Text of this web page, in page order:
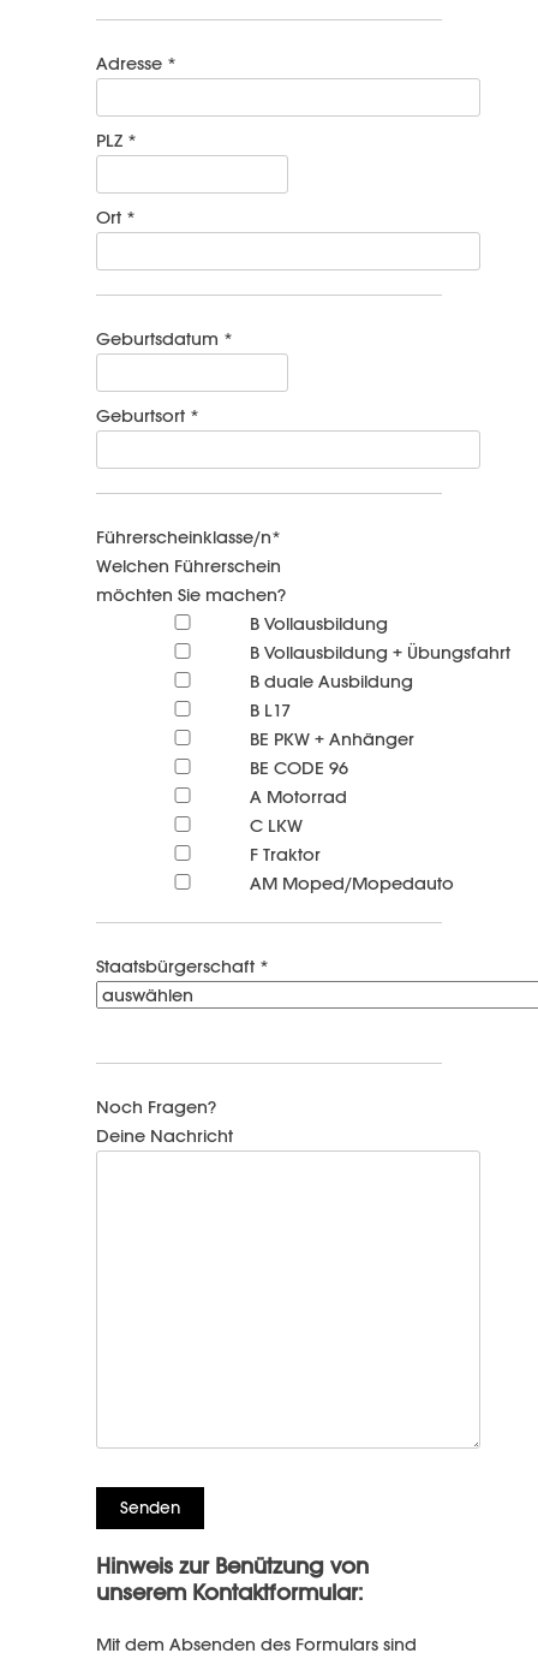
Adresse *
PLZ *
Ort *
Geburtsdatum *
Geburtsort *
Führerscheinklasse/n*
Welchen Führerschein
möchten Sie machen?
B Vollausbildung
B Vollausbildung + Übungsfahrt
B duale Ausbildung
B L17
BE PKW + Anhänger
BE CODE 96
A Motorrad
C LKW
F Traktor
AM Moped/Mopedauto
Staatsbürgerschaft *
Noch Fragen?
Deine Nachricht
Hinweis zur Benützung von
unserem Kontaktformular:
Mit dem Absenden des Formulars sind